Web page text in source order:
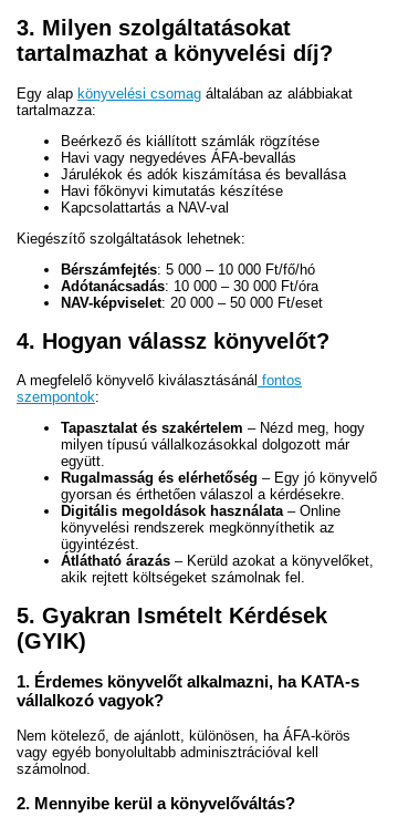
3. Milyen szolgáltatásokat
tartalmazhat a könyvelési díj?
Egy alap könyvelési csomag általában az alábbiakat
tartalmazza:
Beérkező és kiállított számlák rögzítése
Havi vagy negyedéves ÁFA-bevallás
Járulékok és adók kiszámítása és bevallása
Havi főkönyvi kimutatás készítése
Kapcsolattartás a NAV-val
Kiegészítő szolgáltatások lehetnek:
Bérszámfejtés: 5 000 – 10 000 Ft/fő/hó
Adótanácsadás: 10 000 – 30 000 Ft/óra
NAV-képviselet: 20 000 – 50 000 Ft/eset
4. Hogyan válassz könyvelőt?
A megfelelő könyvelő kiválasztásánál fontos
szempontok:
Tapasztalat és szakértelem – Nézd meg, hogy
milyen típusú vállalkozásokkal dolgozott már
együtt.
Rugalmasság és elérhetőség – Egy jó könyvelő
gyorsan és érthetően válaszol a kérdésekre.
Digitális megoldások használata – Online
könyvelési rendszerek megkönnyíthetik az
ügyintézést.
Átlátható árazás – Kerüld azokat a könyvelőket,
akik rejtett költségeket számolnak fel.
5. Gyakran Ismételt Kérdések
(GYIK)
1. Érdemes könyvelőt alkalmazni, ha KATA-s
vállalkozó vagyok?
Nem kötelező, de ajánlott, különösen, ha ÁFA-körös
vagy egyéb bonyolultabb adminisztrációval kell
számolnod.
2. Mennyibe kerül a könyvelőváltás?